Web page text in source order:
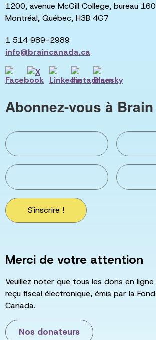
1200, avenue McGill College, bureau
Montréal, Québec, H3B 4G7
1 514 989-2989
info@braincanada.ca
Abonnez-vous à
S'inscrire !
Merci de votre attention
Veuillez noter que tous les dons en
reçu fiscal électronique, émis par la
Canada.
Nos donateurs